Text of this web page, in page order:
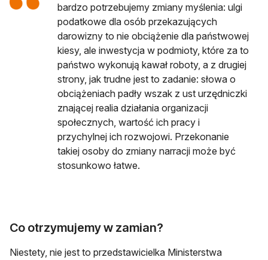
bardzo potrzebujemy zmiany myślenia: ulgi
podatkowe dla osób przekazujących
darowizny to nie obciążenie dla państwowej
kiesy, ale inwestycja w podmioty, które za to
państwo wykonują kawał roboty, a z drugiej
strony, jak trudne jest to zadanie: słowa o
obciążeniach padły wszak z ust urzędniczki
znającej realia działania organizacji
społecznych, wartość ich pracy i
przychylnej ich rozwojowi. Przekonanie
takiej osoby do zmiany narracji może być
stosunkowo łatwe.
Co otrzymujemy w zamian?
Niestety, nie jest to przedstawicielka Ministerstwa